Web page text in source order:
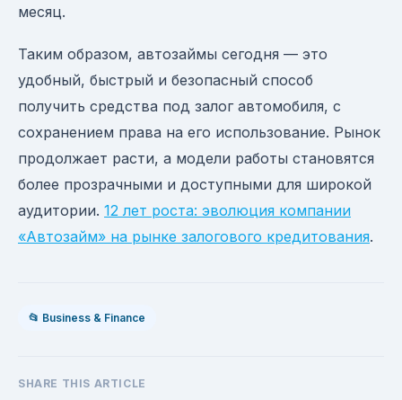
месяц.
Таким образом, автозаймы сегодня — это
удобный, быстрый и безопасный способ
получить средства под залог автомобиля, с
сохранением права на его использование. Рынок
продолжает расти, а модели работы становятся
более прозрачными и доступными для широкой
аудитории. 12 лет роста: эволюция компании
«Автозайм» на рынке залогового кредитования.
📂 Business & Finance
SHARE THIS ARTICLE